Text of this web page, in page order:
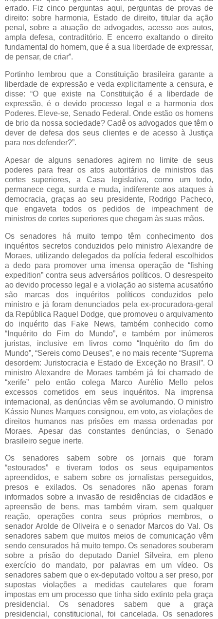
errado. Fiz cinco perguntas aqui, perguntas de provas de
direito: sobre harmonia, Estado de direito, titular da ação
penal, sobre a atuação de advogados, acesso aos autos,
ampla defesa, contraditório. E encerro exaltando o direito
fundamental do homem, que é a sua liberdade de expressar,
de pensar, de criar”.
Portinho lembrou que a Constituição brasileira garante a
liberdade de expressão e veda explicitamente a censura, e
disse: “O que existe na Constituição é a liberdade de
expressão, é o devido processo legal e a harmonia dos
Poderes. Eleve-se, Senado Federal. Onde estão os homens
de brio da nossa sociedade? Cadê os advogados que têm o
dever de defesa dos seus clientes e de acesso à Justiça
para nos defender?”.
Apesar de alguns senadores agirem no limite de seus
poderes para frear os atos autoritários de ministros das
cortes superiores, a Casa legislativa, como um todo,
permanece cega, surda e muda, indiferente aos ataques à
democracia, graças ao seu presidente, Rodrigo Pacheco,
que engaveta todos os pedidos de impeachment de
ministros de cortes superiores que chegam às suas mãos.
Os senadores há muito tempo têm conhecimento dos
inquéritos secretos conduzidos pelo ministro Alexandre de
Moraes, utilizando delegados da polícia federal escolhidos
a dedo para promover uma imensa operação de “fishing
expedition” contra seus adversários políticos. O desrespeito
ao devido processo legal e a violação ao sistema acusatório
são marcas dos inquéritos políticos conduzidos pelo
ministro e já foram denunciados pela ex-procuradora-geral
da República Raquel Dodge, que promoveu o arquivamento
do inquérito das Fake News, também conhecido como
“Inquérito do Fim do Mundo”, e também por inúmeros
juristas, inclusive em livros como “Inquérito do fim do
Mundo”, “Sereis como Deuses”, e no mais recente “Suprema
desordem: Juristocracia e Estado de Exceção no Brasil”. O
ministro Alexandre de Moraes também já foi chamado de
“xerife” pelo então colega Marco Aurélio Mello pelos
excessos cometidos em seus inquéritos. Na imprensa
internacional, as denúncias vêm se avolumando. O ministro
Kássio Nunes Marques consignou, em voto, as violações de
direitos humanos nas prisões em massa ordenadas por
Moraes. Apesar das constantes denúncias, o Senado
brasileiro segue inerte.
Os senadores sabem sobre os jornais que foram
“estourados” e tiveram todos os seus equipamentos
apreendidos, e sabem sobre os jornalistas perseguidos,
presos e exilados. Os senadores não apenas foram
informados sobre a invasão de residências de cidadãos e
apreensão de bens, mas também viram, sem qualquer
reação, operações contra seus próprios membros, o
senador Arolde de Oliveira e o senador Marcos do Val. Os
senadores sabem que muitos meios de comunicação vêm
sendo censurados há muito tempo. Os senadores souberam
sobre a prisão do deputado Daniel Silveira, em pleno
exercício do mandato, por palavras em um vídeo. Os
senadores sabem que o ex-deputado voltou a ser preso, por
supostas violações a medidas cautelares que foram
impostas em um processo que tinha sido extinto pela graça
presidencial. Os senadores sabem que a graça
presidencial, constitucional, foi cancelada. Os senadores